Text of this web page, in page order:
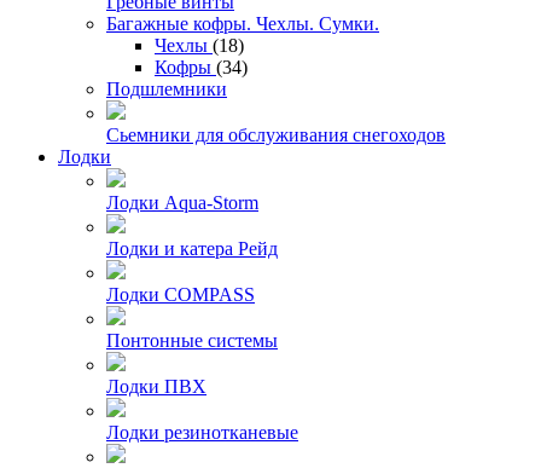
Багажные кофры. Чехлы. Сумки.
Чехлы (18)
Кофры (34)
Подшлемники
Сьемники для обслуживания снегоходов
Лодки
Лодки Aqua-Storm
Лодки и катера Рейд
Лодки COMPASS
Понтонные системы
Лодки ПВХ
Лодки резинотканевые